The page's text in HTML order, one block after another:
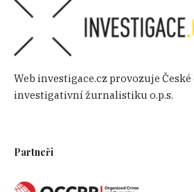
Web investigace.cz provozuje
investigativní žurnalistiku o.p.s.
Partneři